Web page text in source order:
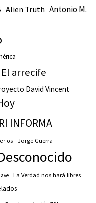
Alien Truth Antonio M.
El arrecife
David Vincent
INFORMA
Jorge Guerra
La Verdad nos hará libres